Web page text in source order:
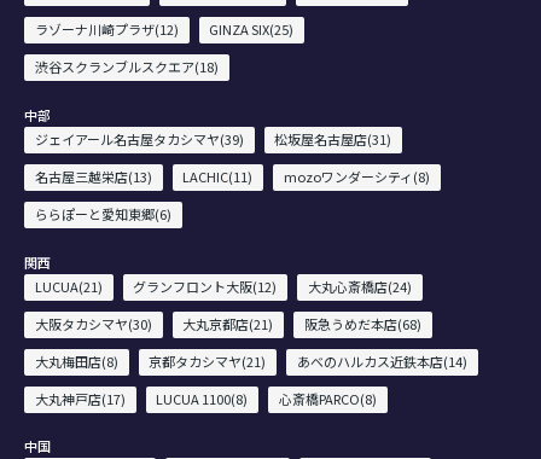
ラゾーナ川崎プラザ(12)
GINZA SIX(25)
渋谷スクランブルスクエア(18)
中部
ジェイアール名古屋タカシマヤ(39)
松坂屋名古屋店(31)
名古屋三越栄店(13)
LACHIC(11)
mozoワンダーシティ(8)
ららぽーと愛知東郷(6)
関西
LUCUA(21)
グランフロント大阪(12)
大丸心斎橋店(24)
大阪タカシマヤ(30)
大丸京都店(21)
阪急うめだ本店(68)
大丸梅田店(8)
京都タカシマヤ(21)
あべのハルカス近鉄本店(14)
大丸神戸店(17)
LUCUA 1100(8) 心斎橋PARCO(8)
中国